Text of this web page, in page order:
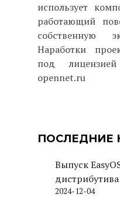
использует
работающий
собственную
Наработки
под
opennet.ru
ПОСЛЕДНИЕ
Выпуск
Puppy Linux
2024-12-04